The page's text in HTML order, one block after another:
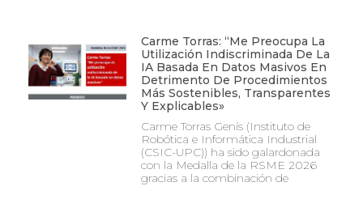
Carme Torras: “Me Preocupa La
Utilización Indiscriminada De La
IA Basada En Datos Masivos En
Detrimento De Procedimientos
Más Sostenibles, Transparentes
Y Explicables»
Carme Torras Genís (Instituto de
Robótica e Informática Industrial
(CSIC-UPC)) ha sido galardonada
con la Medalla de la RSME 2026
gracias a la combinación de